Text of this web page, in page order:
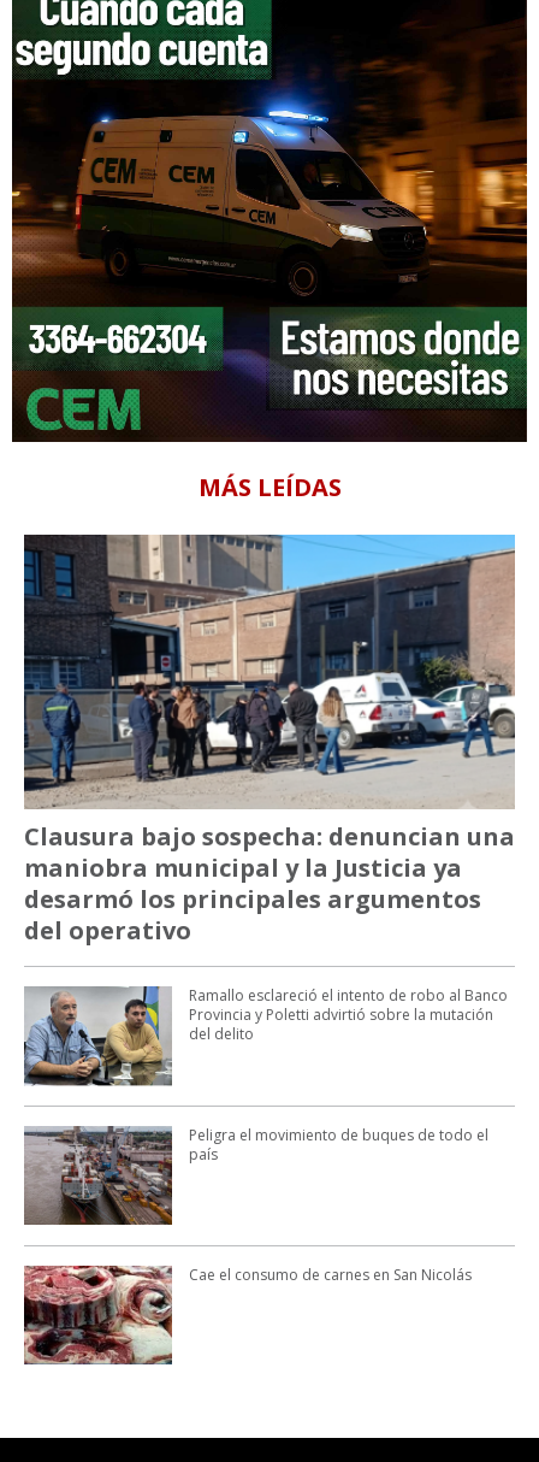
MÁS LEÍDAS
Clausura bajo sospecha: denuncian una
maniobra municipal y la Justicia ya
desarmó los principales argumentos
del operativo
Ramallo esclareció el intento de robo al Banco
Provincia y Poletti advirtió sobre la mutación
del delito
Peligra el movimiento de buques de todo el
país
Cae el consumo de carnes en San Nicolás